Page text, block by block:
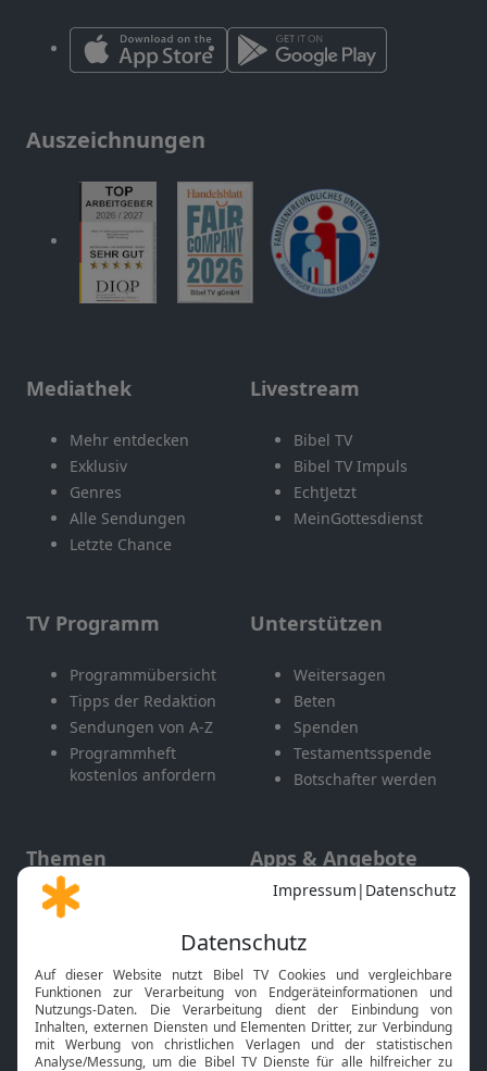
Auszeichnungen
Mediathek
Mehr entdecken
Exklusiv
Genres
Alle Sendungen
Letzte Chance
Livestream
Bibel TV
Bibel TV Impuls
EchtJetzt
MeinGottesdienst
TV Programm
Programmübersicht
Tipps der Redaktion
Sendungen von A-Z
Programmheft
kostenlos anfordern
Unterstützen
Weitersagen
Beten
Spenden
Testamentsspende
Botschafter werden
Themen
Gott und Bibel erklärt
Neuigkeiten
Apps & Angebote
Mobile App
Smart TV
HbbTV
Bibelthek Online-Bibel
Nächster Gottesdienst